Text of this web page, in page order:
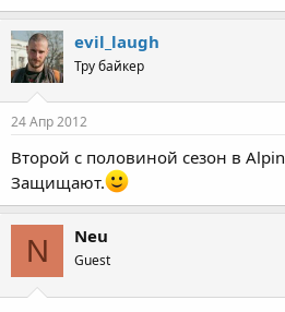
evil_laugh
Тру байкер
24 Апр 2012
Второй с половиной сезон в
Защищают.
N Neu
Guest